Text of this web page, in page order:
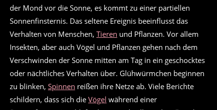
der Mond vor die Sonne, es kommt zu einer partiellen
Sonnenfinsternis. Das seltene Ereignis beeinflusst das
Verhalten von Menschen, Tieren und Pflanzen. Vor allem
Insekten, aber auch Vögel und Pflanzen gehen nach dem
Verschwinden der Sonne mitten am Tag in ein geschocktes
oder nächtliches Verhalten über. Glühwürmchen beginnen
zu blinken, Spinnen reißen ihre Netze ab. Viele Berichte
schildern, dass sich die Vögel während einer